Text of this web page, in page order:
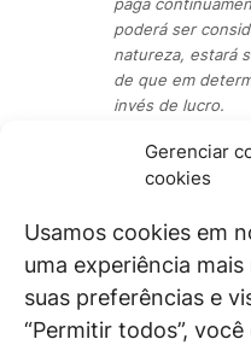
Gerenciar
cookies
Usamos cookies em
uma experiência
suas preferências e
“Permitir todos”,
poderá ser
natureza, estará
de que em
invés de lucro.
Incabível,
previdenciária
-Apelação e
Região, AC nº
‘EMENTA.